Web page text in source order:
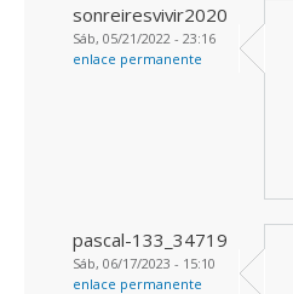
sonreiresvivir2020
Sáb, 05/21/2022 - 23:16
enlace permanente
pascal-133_34719
Sáb, 06/17/2023 - 15:10
enlace permanente